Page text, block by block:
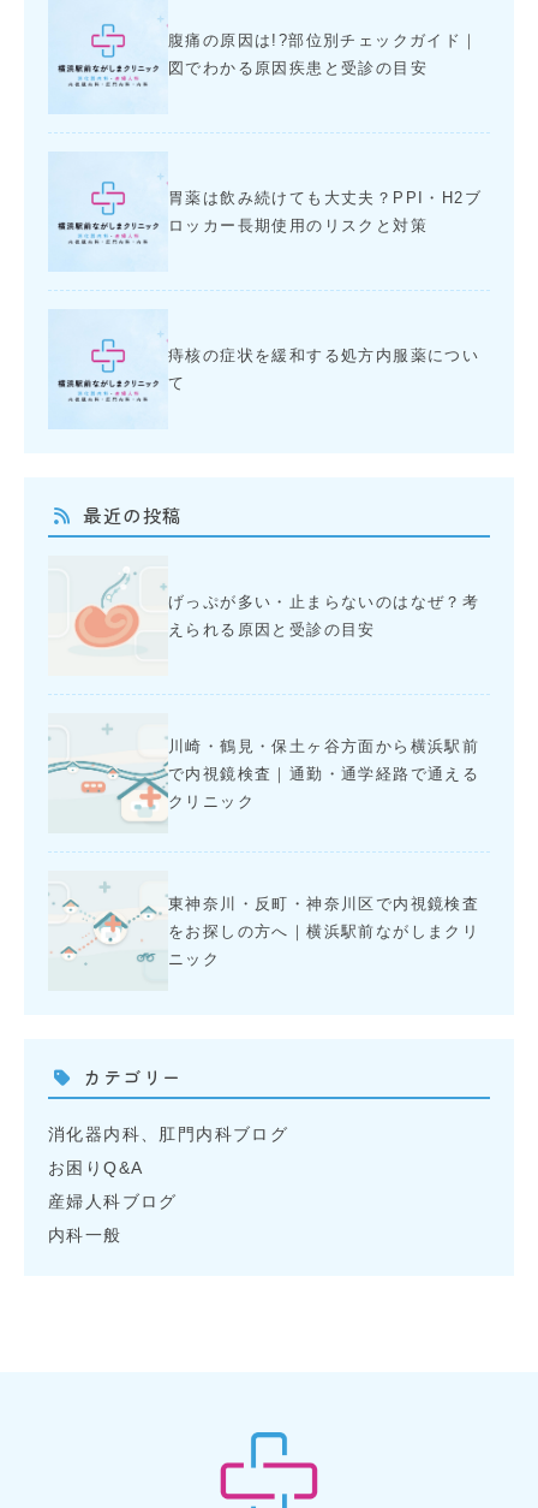
腹痛の原因は!?部位別チェックガイド｜
図でわかる原因疾患と受診の目安
胃薬は飲み続けても大丈夫？PPI・H2ブ
ロッカー長期使用のリスクと対策
痔核の症状を緩和する処方内服薬につい
て
最近の投稿
げっぷが多い・止まらないのはなぜ？考
えられる原因と受診の目安
川崎・鶴見・保土ヶ谷方面から横浜駅前
で内視鏡検査｜通勤・通学経路で通える
クリニック
東神奈川・反町・神奈川区で内視鏡検査
をお探しの方へ｜横浜駅前ながしまクリ
ニック
カテゴリー
消化器内科、肛門内科ブログ
お困りQ&A
産婦人科ブログ
内科一般